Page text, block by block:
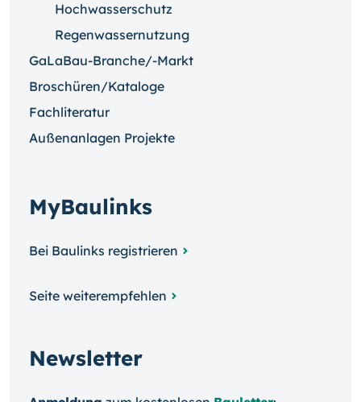
Hochwasserschutz
Regenwassernutzung
GaLaBau-Branche/-Markt
Broschüren/Kataloge
Fachliteratur
Außenanlagen Projekte
MyBaulinks
Bei Baulinks registrieren
Seite weiterempfehlen
Newsletter